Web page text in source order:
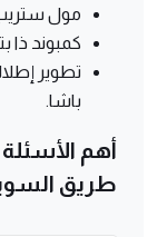
مول
كمبوند ذا
تطوير
باشا.
أهم
طريق